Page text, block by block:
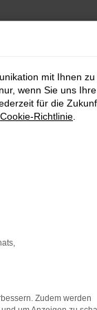
Browser
mit Ihnen zu
wenn Sie uns Ihre
für die
Cookie-Richtlinie
Zudem werden